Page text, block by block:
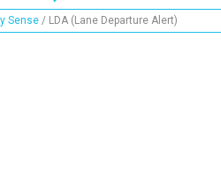
Sense / LDA (Lane Departure Alert)